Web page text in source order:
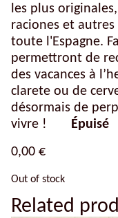
les plus
raciones et autres
toute l'Espagne.
permettront de
des vacances à
clarete ou de
désormais de
vivre ! Épuisé
0,00 €
Out of stock
Related